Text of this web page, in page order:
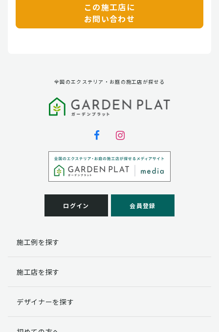
この施工店に
お問い合わせ
全国のエクステリア・お庭の施工店が探せる
ログイン 会員登録
施工例を探す
施工店を探す
デザイナーを探す